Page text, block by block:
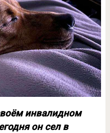
инвалидном
он сел в